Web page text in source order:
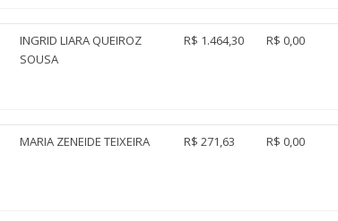
INGRID LIARA QUEIROZ
SOUSA
R$ 1.464,30 R$ 0,00
MARIA ZENEIDE TEIXEIRA R$ 271,63 R$ 0,00